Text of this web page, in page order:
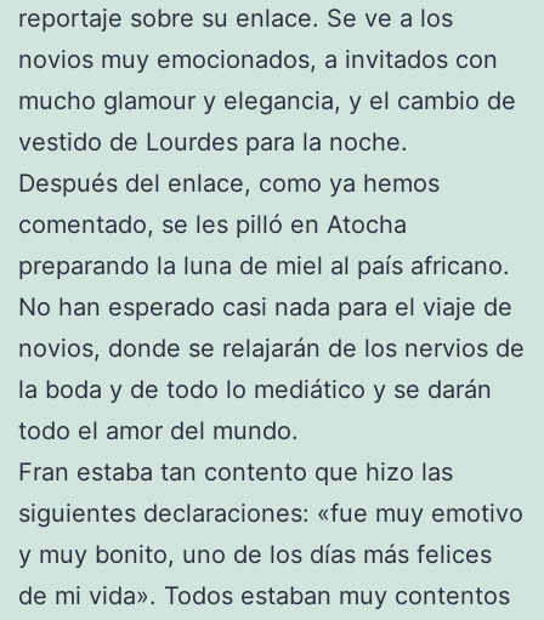
reportaje sobre su enlace. Se ve a los
novios muy emocionados, a invitados con
mucho glamour y elegancia, y el cambio de
vestido de Lourdes para la noche.
Después del enlace, como ya hemos
comentado, se les pilló en Atocha
preparando la luna de miel al país africano.
No han esperado casi nada para el viaje de
novios, donde se relajarán de los nervios de
la boda y de todo lo mediático y se darán
todo el amor del mundo.
Fran estaba tan contento que hizo las
siguientes declaraciones: «fue muy emotivo
y muy bonito, uno de los días más felices
de mi vida». Todos estaban muy contentos